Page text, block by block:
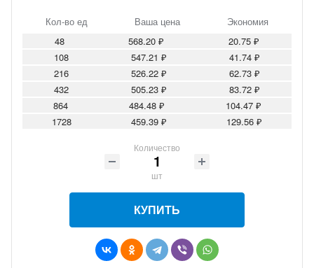
Кол-во ед Ваша цена
Экономия
48
568.20 ₽
20.75 ₽
108
547.21 ₽
41.74 ₽
216
526.22 ₽
62.73 ₽
432
505.23 ₽
83.72 ₽
864
484.48 ₽
104.47 ₽
1728
459.39 ₽ 129.56 ₽
Количество
шт
КУПИТЬ